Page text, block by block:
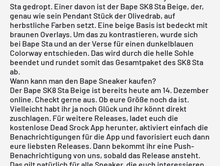
Sta gedropt. Einer davon ist der Bape SK8 Sta Beige, der,
genau wie sein Pendant Stück der Olivedrab, auf
herbstliche Farben setzt. Eine beige Basis ist bedeckt mit
braunen Overlays. Um das zu kontrastieren, wurde sich
bei Bape Sta und an der Verse für einen dunkelblauen
Colorway entschieden. Das wird durch die helle Sohle
beendet und rundet somit das Gesamtpaket des SK8 Sta
ab.
Wann kann man den Bape Sneaker kaufen?
Der Bape SK8 Sta Beige ist bereits heute am 14. Dezember
online. Checkt gerne aus. Ob eure Größe noch da ist.
Vielleicht habt ihr ja noch Glück und ihr könnt direkt
zuschlagen. Für weitere Releases, ladet euch die
kostenlose Dead Srock App herunter, aktiviert einfach die
Benachrichtigungen für die App und favorisiert euch dann
eure liebsten Releases. Dann bekommt ihr eine Push-
Benachrichtigung von uns, sobald das Release ansteht.